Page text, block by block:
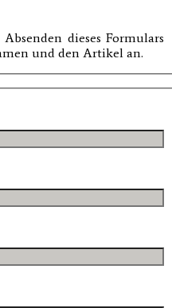
dieses Formulars
und den Artikel an.